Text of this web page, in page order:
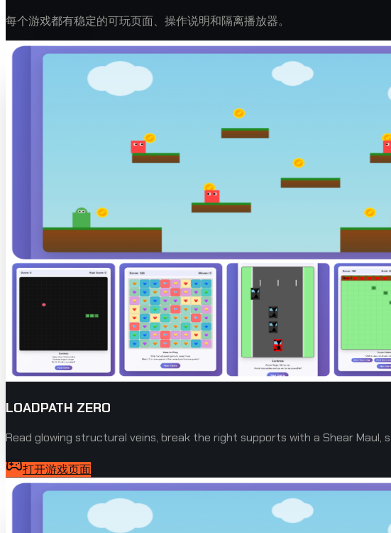
每个游戏都有稳定的可玩页面、操作说明和隔离播放器。
LOADPATH ZERO
Read glowing structural veins, break the right supports with a Shear
打开游戏页面